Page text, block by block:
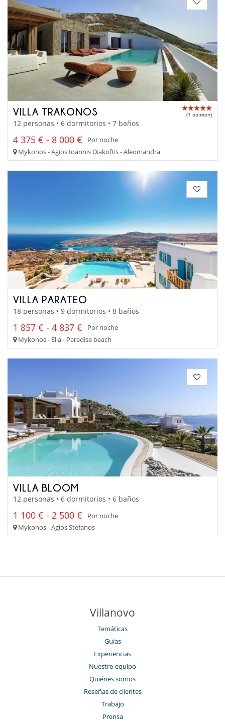
VILLA TRAKONOS (1 opinion)
12 personas • 6 dormitorios • 7 baños
4 375 € - 8 000 €
Por noche
Mykonos - Agios Ioannis Diakoftis - Aleomandra
VILLA PARATEO
18 personas • 9 dormitorios • 8 baños
1 857 € - 4 837 €
Por noche
Mykonos - Elia - Paradise beach
VILLA BLOOM
12 personas • 6 dormitorios • 6 baños
1 100 € - 2 500 €
Por noche
Mykonos - Agios Stefanos
Villanovo
Temáticas
Guías
Experiencias
Nuestro equipo
Quiénes somos
Reseñas de clientes
Trabajo
Prensa